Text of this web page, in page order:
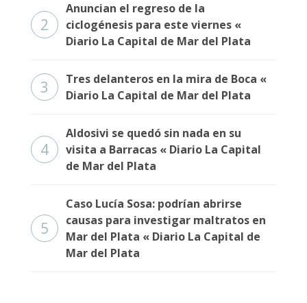
2
Anuncian el regreso de la
ciclogénesis para este viernes «
Diario La Capital de Mar del Plata
3
Tres delanteros en la mira de Boca «
Diario La Capital de Mar del Plata
4
Aldosivi se quedó sin nada en su
visita a Barracas « Diario La Capital
de Mar del Plata
5
Caso Lucía Sosa: podrían abrirse
causas para investigar maltratos en
Mar del Plata « Diario La Capital de
Mar del Plata